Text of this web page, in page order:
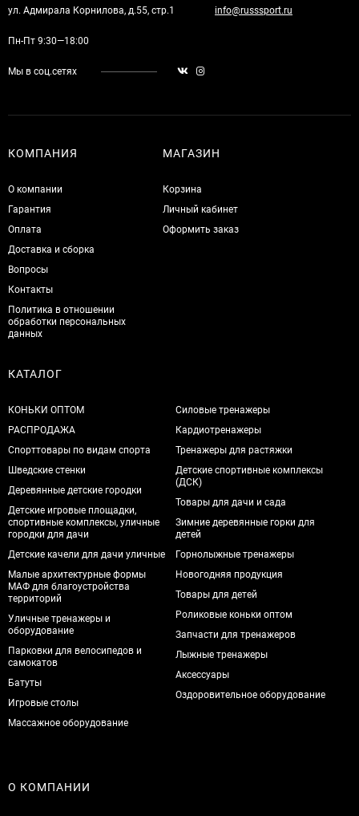
ул. Адмирала Корнилова, д.55, стр.1 info@russsport.ru
Пн-Пт 9:30—18:00
Мы в соц.сетях
КОМПАНИЯ
О компании
Гарантия
Оплата
Доставка и сборка
Вопросы
Контакты
Политика в отношении
обработки персональных
данных
МАГАЗИН
Корзина
Личный кабинет
Оформить заказ
КАТАЛОГ
КОНЬКИ ОПТОМ
РАСПРОДАЖА
Спорттовары по видам спорта
Шведские стенки
Деревянные детские городки
Детские игровые площадки,
спортивные комплексы, уличные
городки для дачи
Детские качели для дачи уличные
Малые архитектурные формы
МАФ для благоустройства
территорий
Уличные тренажеры и
оборудование
Парковки для велосипедов и
самокатов
Батуты
Игровые столы
Массажное оборудование
Силовые тренажеры
Кардиотренажеры
Тренажеры для растяжки
Детские спортивные комплексы
(ДСК)
Товары для дачи и сада
Зимние деревянные горки для
детей
Горнолыжные тренажеры
Новогодняя продукция
Товары для детей
Роликовые коньки оптом
Запчасти для тренажеров
Лыжные тренажеры
Аксессуары
Оздоровительное оборудование
О КОМПАНИИ